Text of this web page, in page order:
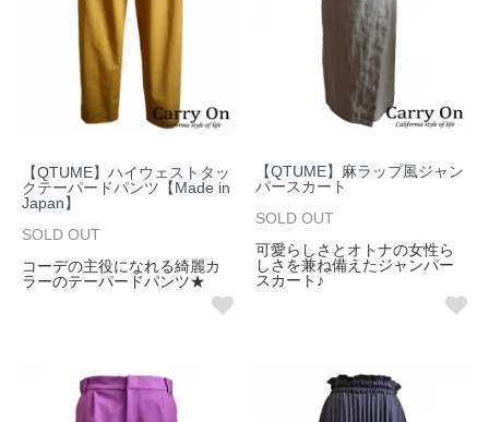
【QTUME】ハイウェストタッ
クテーパードパンツ【Made in
Japan】
SOLD OUT
コーデの主役になれる綺麗カ
ラーのテーパードパンツ★
【QTUME】麻ラップ風ジャン
パースカート
SOLD OUT
可愛らしさとオトナの女性ら
しさを兼ね備えたジャンパー
スカート♪